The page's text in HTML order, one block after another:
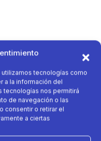
tecnologías como
a la información del
tecnologías nos permitirá
de navegación o las
consentir o retirar el
a ciertas